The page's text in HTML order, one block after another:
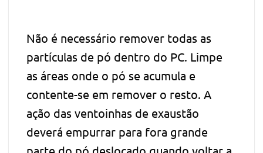
Não é necessário remover todas as
partículas de pó dentro do PC. Limpe
as áreas onde o pó se acumula e
contente-se em remover o resto. A
ação das ventoinhas de exaustão
deverá empurrar para fora grande